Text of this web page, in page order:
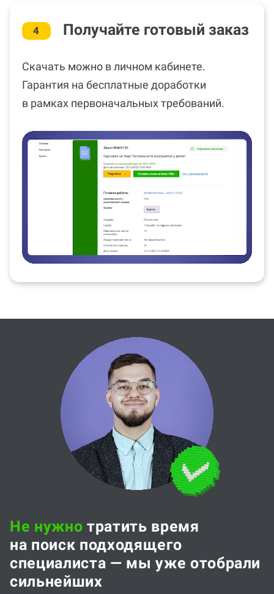
4 Получайте готовый заказ
Скачать можно в личном кабинете.
Гарантия на бесплатные доработки
в рамках первоначальных требований.
Не нужно тратить время
на поиск подходящего
специалиста — мы уже отобрали
сильнейших